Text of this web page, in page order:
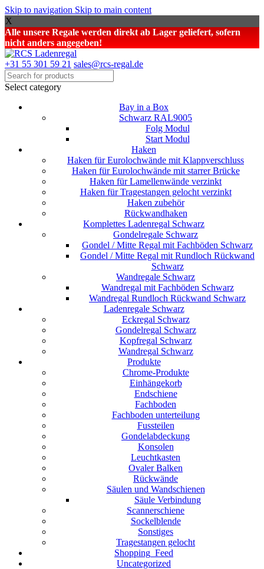
Skip to navigation Skip to main content
X
Alle unsere Regale werden direkt ab Lager geliefert, sofern
nicht anders angegeben!
+31 55 301 59 21 sales@rcs-regal.de
Select category
Bay in a Box
Schwarz RAL9005
Folg Modul
Start Modul
Haken
Haken für Eurolochwände mit Klappverschluss
Haken für Eurolochwände mit starrer Brücke
Haken für Lamellenwände verzinkt
Haken für Tragestangen gelocht verzinkt
Haken zubehör
Rückwandhaken
Komplettes Ladenregal Schwarz
Gondelregale Schwarz
Gondel / Mitte Regal mit Fachböden Schwarz
Gondel / Mitte Regal mit Rundloch Rückwand
Schwarz
Wandregale Schwarz
Wandregal mit Fachböden Schwarz
Wandregal Rundloch Rückwand Schwarz
Ladenregale Schwarz
Eckregal Schwarz
Gondelregal Schwarz
Kopfregal Schwarz
Wandregal Schwarz
Produkte
Chrome-Produkte
Einhängekorb
Endschiene
Fachboden
Fachboden unterteilung
Fussteilen
Gondelabdeckung
Konsolen
Leuchtkasten
Ovaler Balken
Rückwände
Säulen und Wandschienen
Säule Verbindung
Scannerschiene
Sockelblende
Sonstiges
Tragestangen gelocht
Shopping_Feed
Uncategorized